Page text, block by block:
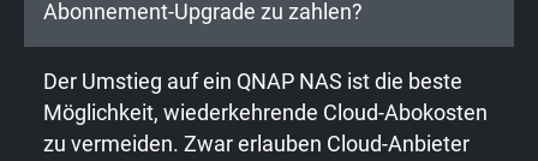
Abonnement-Upgrade zu zahlen?
Der Umstieg auf ein QNAP NAS ist die beste
Möglichkeit, wiederkehrende Cloud-Abokosten
zu vermeiden. Zwar erlauben Cloud-Anbieter